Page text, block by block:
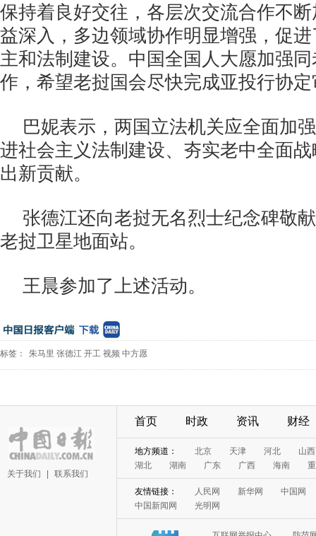
保持着良好交往，各层次交流合作不
益深入，多边领域协作明显增强，促
主和法制建设。中国全国人大愿加强
作，希望老挝国会尽快完成亚投行协
巴妮表示，两国立法机关应全面加
进社会主义法制建设、夯实老中全面
出新贡献。
张德江还向老挝无名烈士纪念碑敬
老挝卫星地面站。
王晨参加了上述活动。
标签： 朱马里 张德江 开工 视频 中方愿
关于我们 联系我们
首页 时政 资讯 财经
地方频道： 北京 天津 河北
山西
湖北
湖南 广东 广西 海南
友情链接： 人民网 新华网
中国网
中国新闻网
光明网